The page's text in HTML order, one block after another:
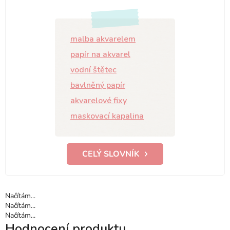
malba akvarelem
papír na akvarel
vodní štětec
bavlněný papír
akvarelové fixy
maskovací kapalina
CELÝ SLOVNÍK
Načítám...
Načítám...
Načítám...